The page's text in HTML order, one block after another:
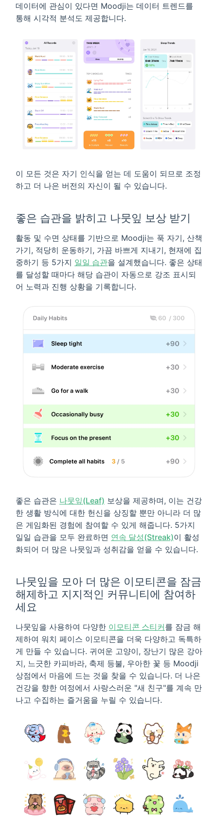
데이터에 관심이 있다면 Moodji는 데이터 트렌드를
통해 시각적 분석도 제공합니다.
이 모든 것은 자기 인식을 얻는 데 도움이 되므로 조정
하고 더 나은 버전의 자신이 될 수 있습니다.
좋은 습관을 밝히고 나뭇잎 보상 받기
활동 및 수면 상태를 기반으로 Moodji는 푹 자기, 산책
가기, 적당히 운동하기, 가끔 바쁘게 지내기, 현재에 집
중하기 등 5가지 일일 습관을 설계했습니다. 좋은 상태
를 달성할 때마다 해당 습관이 자동으로 강조 표시되
어 노력과 진행 상황을 기록합니다.
좋은 습관은 나뭇잎(Leaf) 보상을 제공하며, 이는 건강
한 생활 방식에 대한 헌신을 상징할 뿐만 아니라 더 많
은 게임화된 경험에 참여할 수 있게 해줍니다. 5가지
일일 습관을 모두 완료하면 연속 달성(Streak)이 활성
화되어 더 많은 나뭇잎과 성취감을 얻을 수 있습니다.
나뭇잎을 모아 더 많은 이모티콘을 잠금
해제하고 지지적인 커뮤니티에 참여하
세요
나뭇잎을 사용하여 다양한 이모티콘 스티커를 잠금 해
제하여 워치 페이스 이모티콘을 더욱 다양하고 독특하
게 만들 수 있습니다. 귀여운 고양이, 장난기 많은 강아
지, 느긋한 카피바라, 축제 등불, 우아한 꽃 등 Moodji
상점에서 마음에 드는 것을 찾을 수 있습니다. 더 나은
건강을 향한 여정에서 사랑스러운 "새 친구"를 계속 만
나고 수집하는 즐거움을 누릴 수 있습니다.